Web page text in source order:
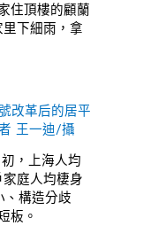
住頂樓的顧蘭
下細雨，拿
改革后的居平
王一迪/攝
，上海人均
庭人均棲身
、構造分歧
板。